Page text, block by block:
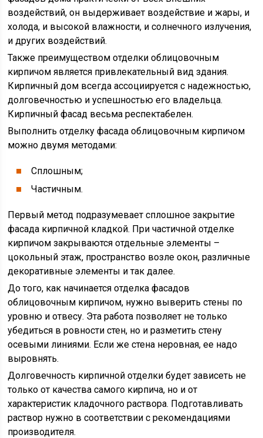
воздействий, он выдерживает воздействие и жары, и
холода, и высокой влажности, и солнечного излучения,
и других воздействий.
Также преимуществом отделки облицовочным
кирпичом является привлекательный вид здания.
Кирпичный дом всегда ассоциируется с надежностью,
долговечностью и успешностью его владельца.
Кирпичный фасад весьма респектабелен.
Выполнить отделку фасада облицовочным кирпичом
можно двумя методами:
Сплошным;
Частичным.
Первый метод подразумевает сплошное закрытие
фасада кирпичной кладкой. При частичной отделке
кирпичом закрываются отдельные элементы –
цокольный этаж, пространство возле окон, различные
декоративные элементы и так далее.
До того, как начинается отделка фасадов
облицовочным кирпичом, нужно выверить стены по
уровню и отвесу. Эта работа позволяет не только
убедиться в ровности стен, но и разметить стену
осевыми линиями. Если же стена неровная, ее надо
выровнять.
Долговечность кирпичной отделки будет зависеть не
только от качества самого кирпича, но и от
характеристик кладочного раствора. Подготавливать
раствор нужно в соответствии с рекомендациями
производителя.